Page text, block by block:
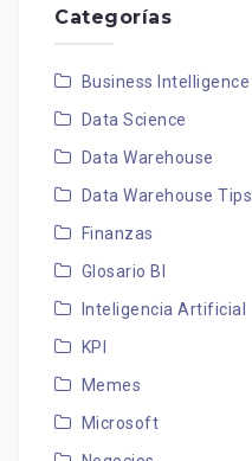
Categorías
Business Intelligence
Data Science
Data Warehouse
Data Warehouse Tips
Finanzas
Glosario BI
Inteligencia Artificial
KPI
Memes
Microsoft